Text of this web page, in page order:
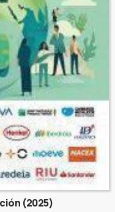
(2025)